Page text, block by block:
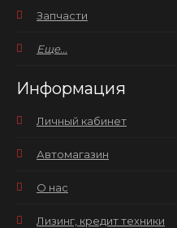
Запчасти
Еще...
Информация
Личный кабинет
Автомагазин
О нас
Лизинг, кредит техники